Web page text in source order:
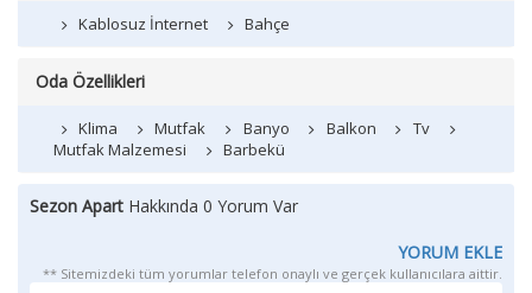
Kablosuz İnternet Bahçe
Oda Özellikleri
Klima Mutfak Banyo Balkon
Tv
Mutfak Malzemesi
Barbekü
Sezon Apart Hakkında 0 Yorum Var
YORUM EKLE
** Sitemizdeki tüm yorumlar telefon onaylı ve gerçek kullanıcılara aittir.